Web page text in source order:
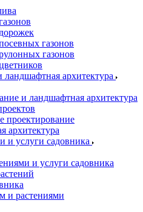
газонов
газонов
архитектура
и ландшафтная архитектура
проектирование
архитектура
и услуги садовника
и услуги садовника
и растениями